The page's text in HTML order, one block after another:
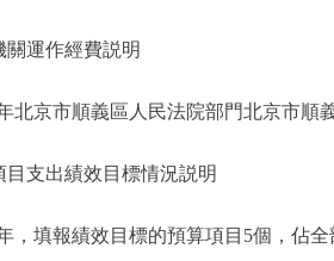
運作經費説明
京市順義區人民法院部門北京市順義
支出績效目標情況説明
填報績效目標的預算項目5個，佔全